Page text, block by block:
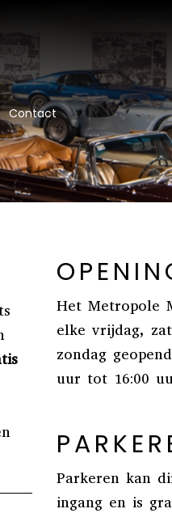
Contact
Het Metropole
elke vrijdag,
zondag
uur tot 16:00
Parkeren kan
ingang en is